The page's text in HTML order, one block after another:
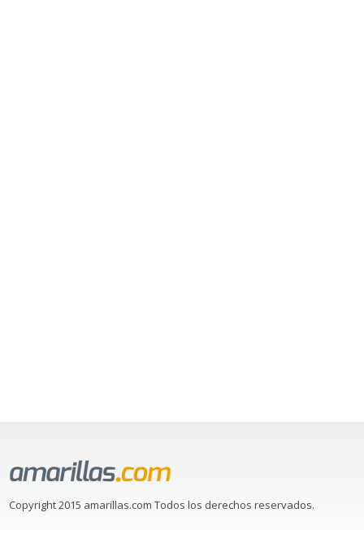
Copyright 2015 amarillas.com Todos los derechos reservados.